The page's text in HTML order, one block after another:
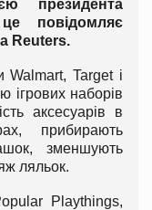
президента
повідомляє
Reuters.
Walmart, Target і
ігрових наборів
аксесуарів в
прибирають
зменшують
ляльок.
Playthings,